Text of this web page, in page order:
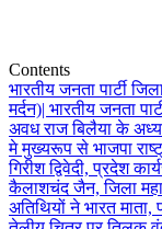
Contents
भारतीय जनता पार्टी
मर्दन)| भारतीय जनता
अवध राज बिलैया के
मे मुख्यरूप से भाजपा
गिरीश द्विवेदी, प्रदेश
कैलाशचंद जैन, जिला
अतिथियों ने भारत माता,